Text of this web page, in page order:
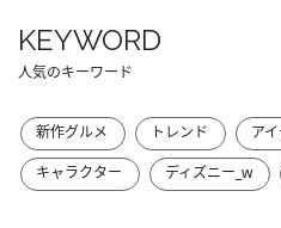
KEYWORD
人気のキーワード
新作グルメ トレンド ア
キャラクター
ディズニー_w